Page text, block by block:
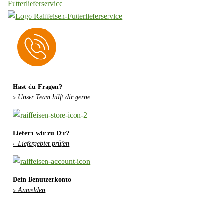
Hast du Fragen?
» Unser Team hilft dir gerne
Liefern wir zu Dir?
» Liefergebiet prüfen
Dein Benutzerkonto
» Anmelden